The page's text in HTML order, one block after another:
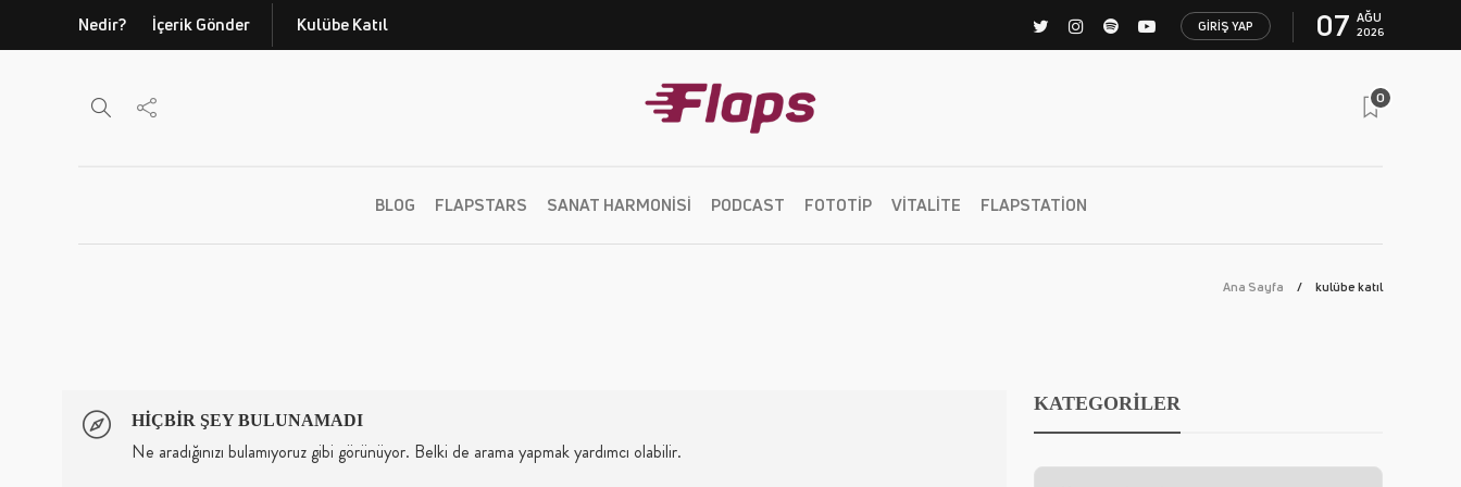
Nedir? İçerik Gönder Kulübe Katıl GIRIŞ YAP 07 AĞU
2026
0
BLOG FLAPSTARS SANAT HARMONISI PODCAST FOTOTIP VITALITE FLAPSTATION
Ana Sayfa kulübe katıl
HIÇBIR ŞEY BULUNAMADI
Ne aradığınızı bulamıyoruz gibi görünüyor. Belki de arama yapmak yardımcı olabilir.
KATEGORİLER